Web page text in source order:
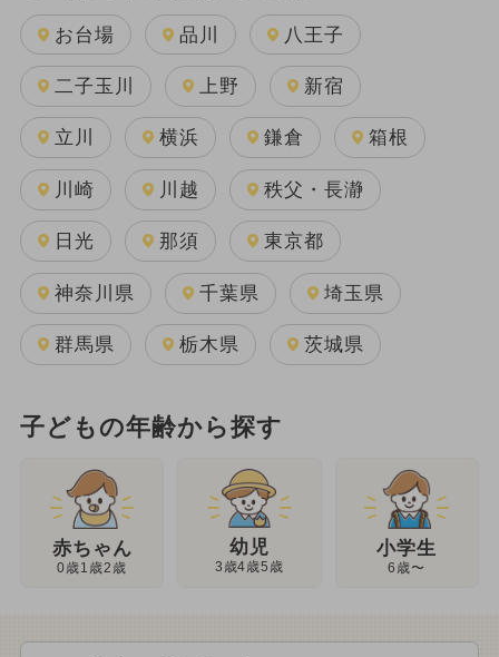
お台場 品川 八王子
二子玉川 上野 新宿
立川 横浜 鎌倉 箱根
川崎 川越 秩父・長瀞
日光 那須 東京都
神奈川県 千葉県 埼玉県
群馬県 栃木県 茨城県
子どもの年齢から探す
赤ちゃん
0歳1歳2歳
幼児
3歳4歳5歳
小学生
6歳〜